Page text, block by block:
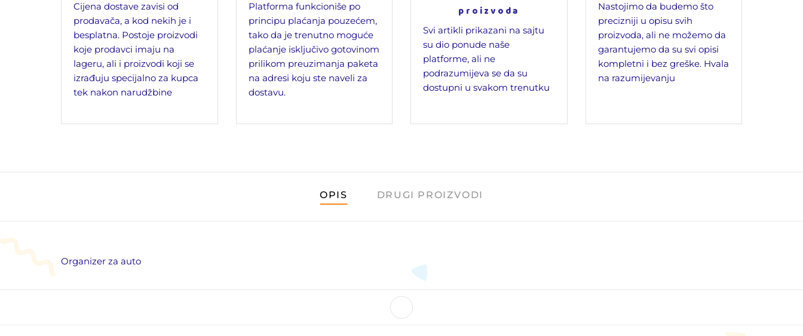
Cijena dostave zavisi od
prodavača, a kod nekih je i
besplatna. Postoje proizvodi
koje prodavci imaju na
lageru, ali i proizvodi koji se
izrađuju specijalno za kupca
tek nakon narudžbine
Platforma funkcioniše po
principu plaćanja pouzećem,
tako da je trenutno moguće
plaćanje isključivo gotovinom
prilikom preuzimanja paketa
na adresi koju ste naveli za
dostavu.
proizvoda
Svi artikli prikazani na sajtu
su dio ponude naše
platforme, ali ne
podrazumijeva se da su
dostupni u svakom trenutku
Nastojimo da budemo što
precizniji u opisu svih
proizvoda, ali ne možemo da
garantujemo da su svi opisi
kompletni i bez greške. Hvala
na razumijevanju
OPIS DRUGI PROIZVODI
Organizer za auto